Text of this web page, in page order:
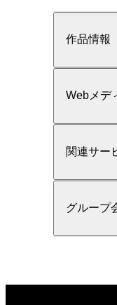
作品情報
Webメデ
関連サー
グループ